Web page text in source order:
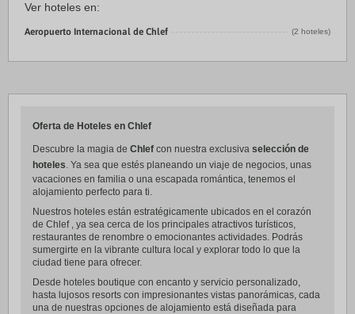
Ver hoteles en:
Aeropuerto Internacional de Chlef (2 hoteles)
Oferta de Hoteles en Chlef
Descubre la magia de Chlef con nuestra exclusiva selección de
hoteles. Ya sea que estés planeando un viaje de negocios, unas
vacaciones en familia o una escapada romántica, tenemos el
alojamiento perfecto para ti.
Nuestros hoteles están estratégicamente ubicados en el corazón
de Chlef , ya sea cerca de los principales atractivos turísticos,
restaurantes de renombre o emocionantes actividades. Podrás
sumergirte en la vibrante cultura local y explorar todo lo que la
ciudad tiene para ofrecer.
Desde hoteles boutique con encanto y servicio personalizado,
hasta lujosos resorts con impresionantes vistas panorámicas, cada
una de nuestras opciones de alojamiento está diseñada para